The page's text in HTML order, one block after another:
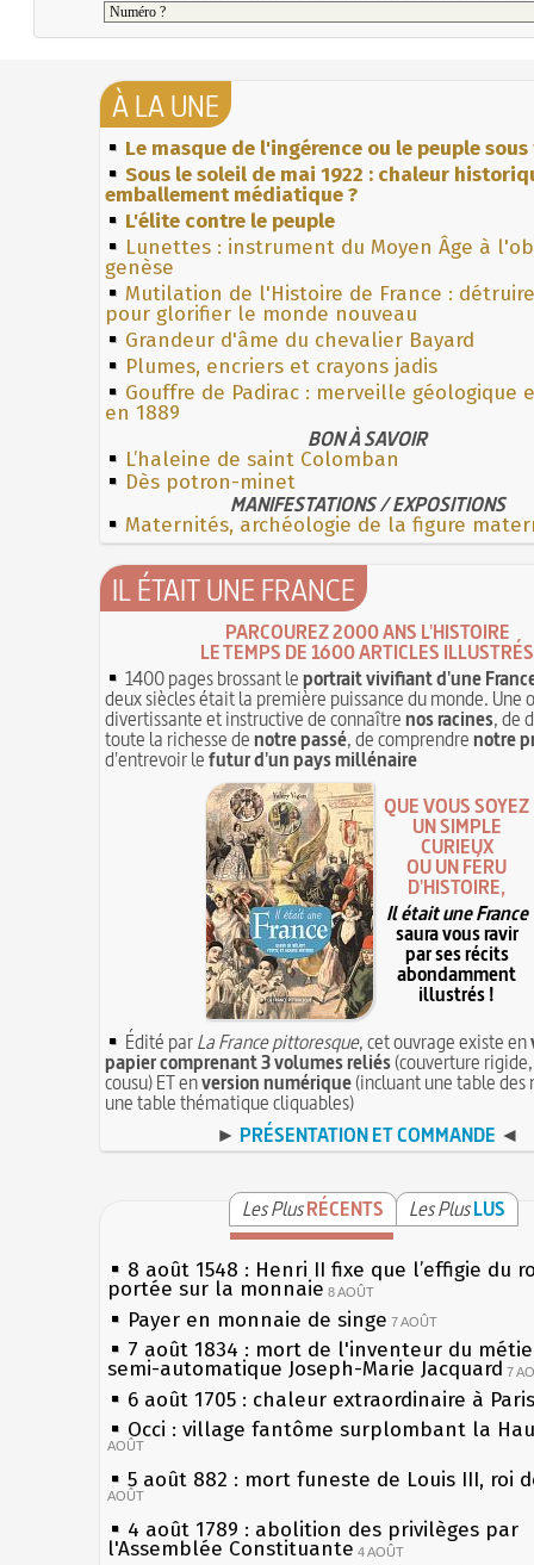
À LA UNE
Le masque de l'ingérence ou le peuple
Sous le soleil de mai 1922 : chaleur
emballement médiatique ?
L'élite contre le peuple
Lunettes : instrument du Moyen Âge à
genèse
Mutilation de l'Histoire de France :
pour glorifier le monde nouveau
Grandeur d'âme du chevalier Bayard
Plumes, encriers et crayons jadis
Gouffre de Padirac : merveille géologique
en 1889
BON À SAVOIR
L’haleine de saint Colomban
Dès potron-minet
MANIFESTATIONS / EXPOSITIONS
Maternités, archéologie de la figure
IL ÉTAIT UNE FRANCE
PARCOUREZ 2000 ANS L'HISTOIRE
LE TEMPS DE 1600 ARTICLES ILLUSTRÉS
1400 pages brossant leportrait vivifiant d'une
deux siècles était la première puissance du monde. Une
divertissante et instructive de connaîtrenos racines, de
toute la richesse denotre passé, de comprendrenotre
d'entrevoir lefutur d'un pays millénaire
QUE VOUS SOYEZ
UN SIMPLE
CURIEUX
OU UN FÉRU
D'HISTOIRE,
Il était une France
saura vous ravir
par ses récits
abondamment
illustrés !
Édité parLa France pittoresque, cet ouvrage existe en
papier comprenant 3 volumes reliés(couverture
cousu) ET enversion numérique(incluant une table des
une table thématique cliquables)
► PRÉSENTATION ET COMMANDE ◄
Les PlusRÉCENTS Les PlusLUS
8 août 1548 : Henri II fixe que l’effigie du
portée sur la monnaie 8 AOÛT
Payer en monnaie de singe 7 AOÛT
7 août 1834 : mort de l'inventeur du
semi-automatique Joseph-Marie Jacquard 7
6 août 1705 : chaleur extraordinaire à Paris
Occi : village fantôme surplombant la
AOÛT
5 août 882 : mort funeste de Louis III, roi
AOÛT
4 août 1789 : abolition des privilèges par
l'Assemblée Constituante 4 AOÛT